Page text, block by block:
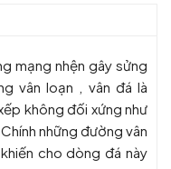
mạng nhện gây sửng
vân loạn , vân đá là
không đối xứng như
những đường vân
cho dòng đá này